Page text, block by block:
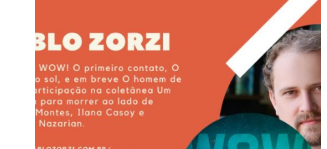
PARA
DEVORAR
EM
POUCOS
DIAS